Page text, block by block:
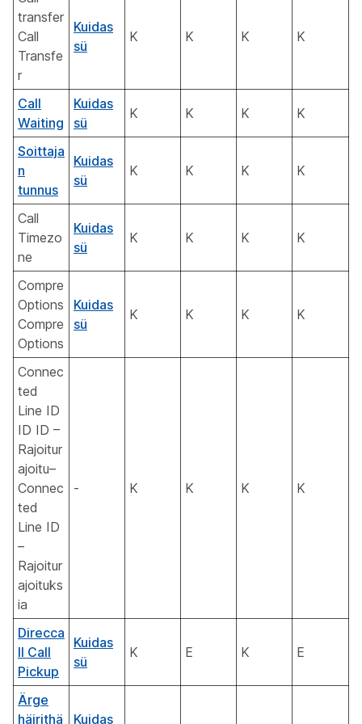
transfer
Call
Transfe
r
Kuidas
sü
K K K K
Call
Waiting
Kuidas
sü
K K K K
Soittaja
n
tunnus
Kuidas
sü
K K K K
Call
Timezo
ne
Kuidas
sü
K K K K
Compre
Options
Compre
Options
Kuidas
sü
K K K K
Connec
ted
Line ID
ID ID –
Rajoitur
ajoitu–
Connec
ted
Line ID
–
Rajoitur
ajoituks
ia
- K K K K
Direcca
ll Call
Pickup
Kuidas
sü
K E K E
Ärge
häirithä
Kuidas